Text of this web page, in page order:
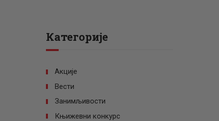
Категорије
Акције
Вести
Занимљивости
Књижевни конкурс